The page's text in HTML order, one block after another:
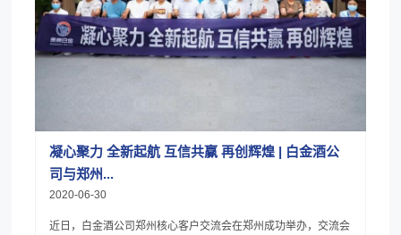
凝心聚力 全新起航 互信共赢 再创辉煌 | 白金酒公
司与郑州...
2020-06-30
近日，白金酒公司郑州核心客户交流会在郑州成功举办，交流会